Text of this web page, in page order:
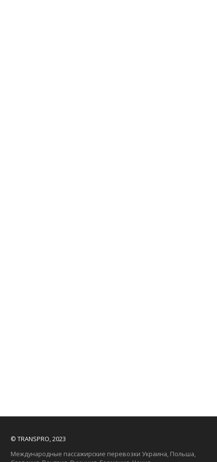
© TRANSPRO, 2023
Международные пассажирские перевозки Украина, Польша,